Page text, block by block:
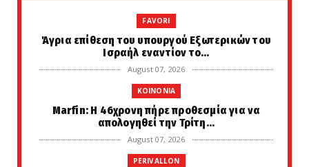
FAVORI
Άγρια επίθεση του υπουργού Εξωτερικών του
Ισραήλ εναντίον το...
August 07, 2026
KOINONIA
Marfin: Η 46χρονη πήρε προθεσμία για να
απολογηθεί την Τρίτη...
August 07, 2026
PERIVALLON